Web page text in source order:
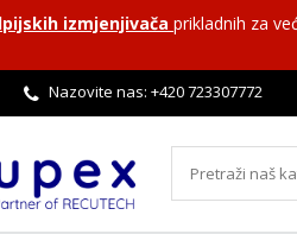
izmjenjivača prikladnih za
Nazovite nas: +420723307772